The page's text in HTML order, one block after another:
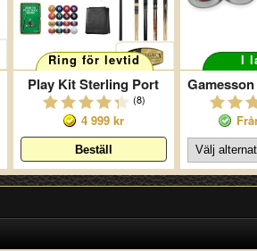
Ring för levtid
Play Kit Sterling Port
(8)
4 999 kr
I